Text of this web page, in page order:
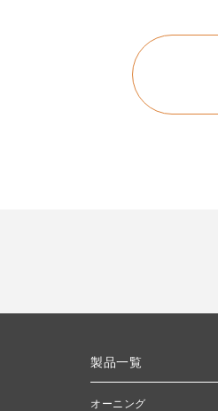
製品一覧
オーニング